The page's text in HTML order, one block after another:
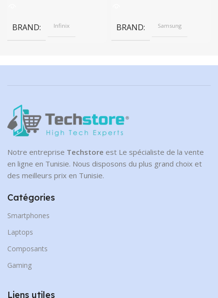
BRAND Infinix BRAND Samsung
Notre entreprise Techstore est Le spécialiste de la vente
en ligne en Tunisie. Nous disposons du plus grand choix et
des meilleurs prix en Tunisie.
Catégories
Smartphones
Laptops
Composants
Gaming
Liens utiles